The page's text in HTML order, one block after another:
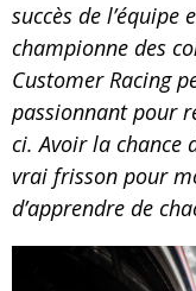
succès de
championne des
Customer Racing
passionnant pour
ci. Avoir la chance
vrai frisson pour
d’apprendre de